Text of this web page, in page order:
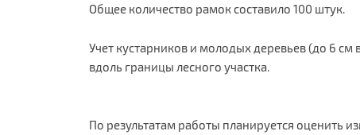
Общее количество рамок составило 100 штук.
Учет кустарников и молодых деревьев (до 6
вдоль границы лесного участка.
По результатам работы планируется оценить